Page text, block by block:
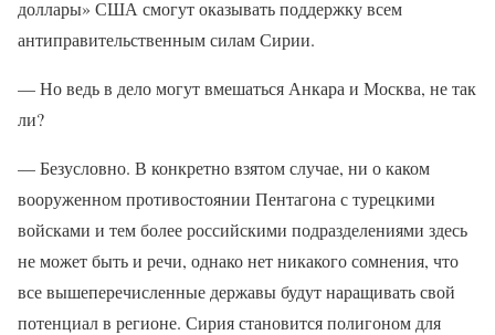
доллары» США смогут оказывать поддержку всем
антиправительственным силам Сирии.
— Но ведь в дело могут вмешаться Анкара и Москва, не так
ли?
— Безусловно. В конкретно взятом случае, ни о каком
вооруженном противостоянии Пентагона с турецкими
войсками и тем более российскими подразделениями здесь
не может быть и речи, однако нет никакого сомнения, что
все вышеперечисленные державы будут наращивать свой
потенциал в регионе. Сирия становится полигоном для